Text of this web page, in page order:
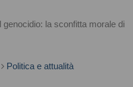
la sconfitta morale di
Politica e attualità